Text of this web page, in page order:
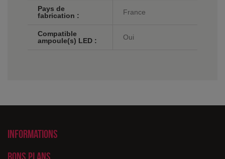
Pays de
fabrication :
France
Compatible
ampoule(s) LED :
Oui
Informations